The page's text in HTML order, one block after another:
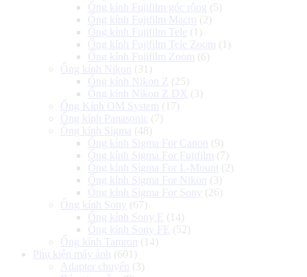
Ống kính Fujifilm góc rộng (5)
Ống kính Fujifilm Macro (2)
Ống kính Fujifilm Tele (1)
Ống kính Fujifilm Tele Zoom (1)
Ống kính Fujifilm Zoom (6)
Ống kính Nikon
(31)
Ống kính Nikon Z (25)
Ống kính Nikon Z DX (3)
Ống Kính OM System (17)
Ống kính Panasonic (7)
Ống kính Sigma (48)
Ống kính Sigma For Canon
(9)
Ống kính Sigma For Fujifilm (7)
Ống kính Sigma For L-Mount (2)
Ống kính Sigma For Nikon
(3)
Ống kính Sigma For Sony (26)
Ống kính Sony (67)
Ống kính Sony E
(14)
Ống kính Sony FE
(52)
Ống kính Tamron
(14)
Phụ kiện máy ảnh
(601)
Adapter chuyển
(3)